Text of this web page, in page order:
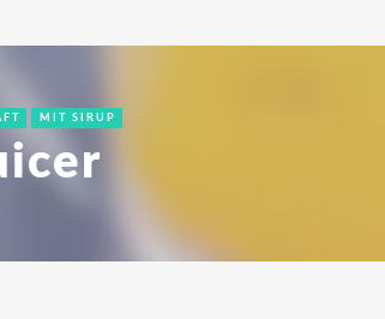
MIT SIRUP